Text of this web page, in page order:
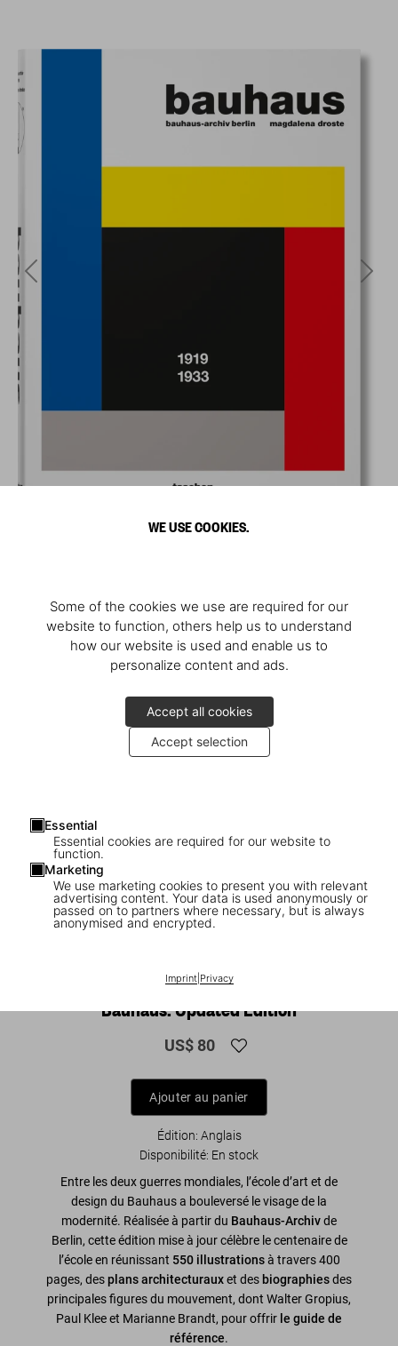
WE USE COOKIES.
Some of the cookies we use are required for our
website to function, others help us to understand
how our website is used and enable us to
personalize content and ads.
Accept all cookies
Accept selection
Essential
Essential cookies are required for our website to
function.
Marketing
We use marketing cookies to present you with relevant
advertising content. Your data is used anonymously or
passed on to partners where necessary, but is always
anonymised and encrypted.
Imprint| Privacy
1
XL
Bauhaus. Updated Edition
US$ 80
Ajouter au panier
Édition: Anglais
Disponibilité: En stock
Entre les deux guerres mondiales, l’école d’art et de
design du Bauhaus a bouleversé le visage de la
modernité. Réalisée à partir du Bauhaus-Archivde
Berlin, cette édition mise à jour célèbre le centenaire de
l’école en réunissant 550 illustrationsà travers 400
pages, desplans architecturauxet des biographiesdes
principales figures du mouvement, dont Walter Gropius,
Paul Klee et Marianne Brandt, pour offrir le guide de
référence.